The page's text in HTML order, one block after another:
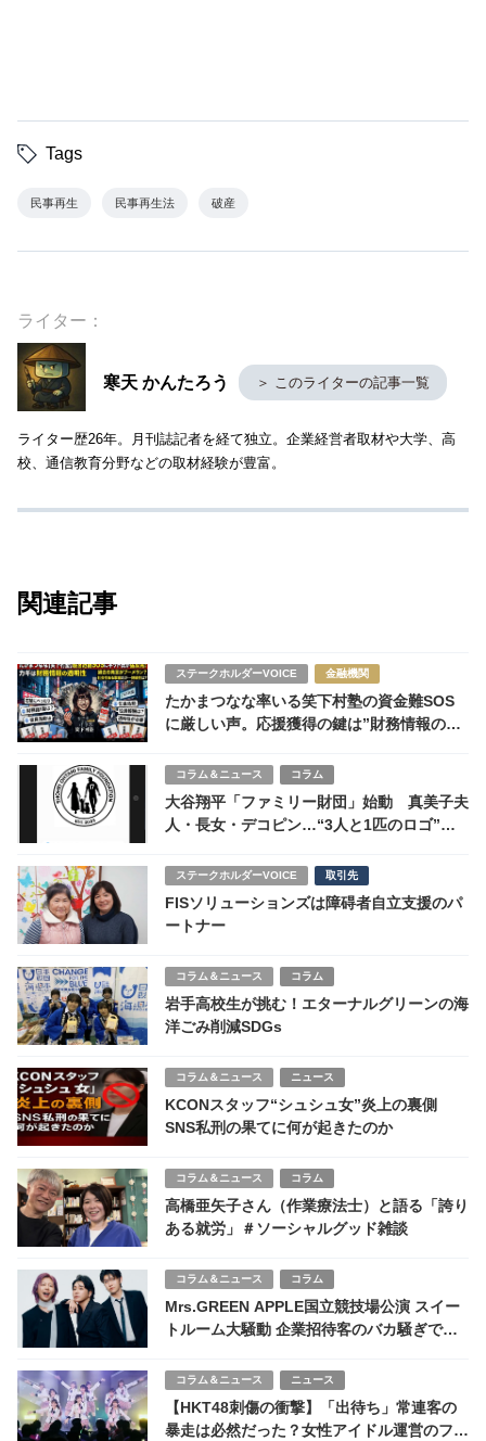
Tags
民事再生 民事再生法 破産
ライター：
寒天 かんたろう ＞ このライターの記事一覧
ライター歴26年。月刊誌記者を経て独立。企業経営者取材や大学、高
校、通信教育分野などの取材経験が豊富。
関連記事
ステークホルダーVOICE 金融機関
たかまつなな率いる笑下村塾の資金難SOS
に厳しい声。応援獲得の鍵は”財務情報の開
コラム＆ニュース コラム
大谷翔平「ファミリー財団」始動 真美子夫
人・長女・デコピン…“3人と1匹のロゴ”が
ステークホルダーVOICE 取引先
FISソリューションズは障碍者自立支援のパ
ートナー
コラム＆ニュース コラム
岩手高校生が挑む！エターナルグリーンの海
洋ごみ削減SDGs
コラム＆ニュース ニュース
KCONスタッフ“シュシュ女”炎上の裏側
SNS私刑の果てに何が起きたのか
コラム＆ニュース コラム
高橋亜矢子さん（作業療法士）と語る「誇り
ある就労」＃ソーシャルグッド雑談
コラム＆ニュース コラム
Mrs.GREEN APPLE国立競技場公演 スイー
トルーム大騒動 企業招待客のバカ騒ぎで公
全貌
コラム＆ニュース ニュース
【HKT48刺傷の衝撃】「出待ち」常連客の
暴走は必然だった？女性アイドル運営のファ